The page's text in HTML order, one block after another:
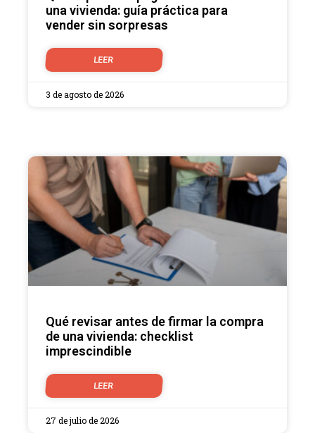
una vivienda: guía práctica para
vender sin sorpresas
LEER
3 de agosto de 2026
Qué revisar antes de firmar la compra
de una vivienda: checklist
imprescindible
LEER
27 de julio de 2026